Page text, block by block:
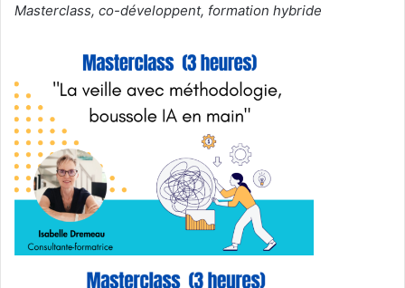
Masterclass, co-développent, formation hybride